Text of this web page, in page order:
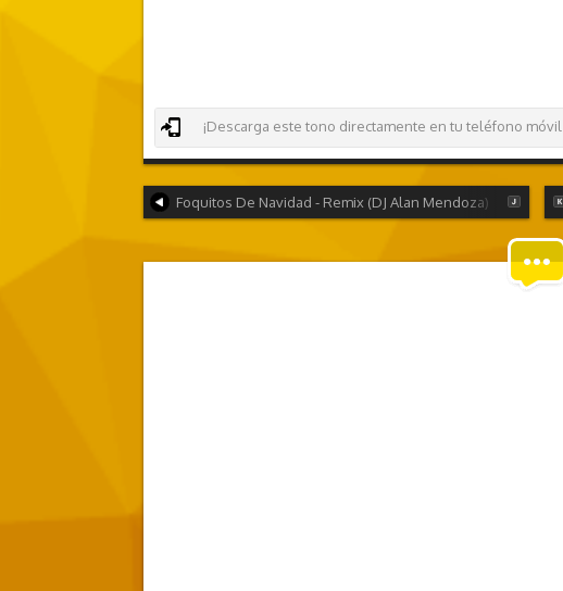
¡Descarga este tono directamente en tu teléfono
Foquitos De Navidad - Remix (DJ Alan Mendoza)